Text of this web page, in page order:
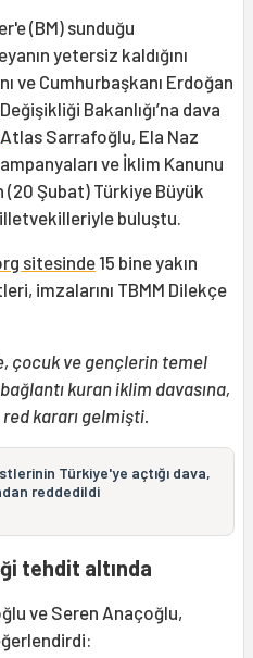
(BM) sunduğu
yetersiz kaldığını
ve Cumhurbaşkanı Erdoğan
Bakanlığı’na dava
Atlas Sarrafoğlu, Ela Naz
ve İklim Kanunu
(20 Şubat) Türkiye Büyük
buluştu.
sitesinde15 bine yakın
imzalarını TBMM Dilekçe
çocuk ve gençlerin temel
kuran iklim davasına,
kararı gelmişti.
Türkiye'ye açtığı dava,
reddedildi
tehdit altında
ve Seren Anaçoğlu,